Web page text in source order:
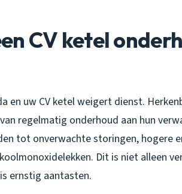
CV ketel
en uw CV ketel weigert dienst.
regelmatig onderhoud aan hun
tot onverwachte storingen, hogere
Dit is niet alleen
ernstig aantasten.